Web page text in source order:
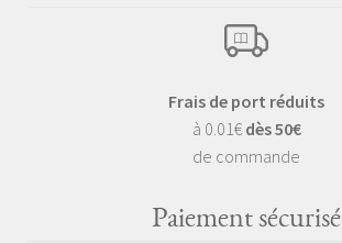
Frais de port réduits
à 0.01€ dès 50€
de commande
Paiement sécurisé